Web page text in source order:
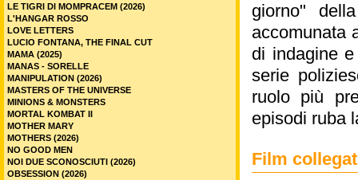
giorno"
accomunata
di indagine
serie
ruolo più
episodi ruba
Film
LE TIGRI DI MOMPRACEM (2026)
L'HANGAR ROSSO
LOVE LETTERS
LUCIO FONTANA, THE FINAL CUT
MAMA (2025)
MANAS - SORELLE
MANIPULATION (2026)
MASTERS OF THE UNIVERSE
MINIONS & MONSTERS
MORTAL KOMBAT II
MOTHER MARY
MOTHERS (2026)
NO GOOD MEN
NOI DUE SCONOSCIUTI (2026)
OBSESSION (2026)